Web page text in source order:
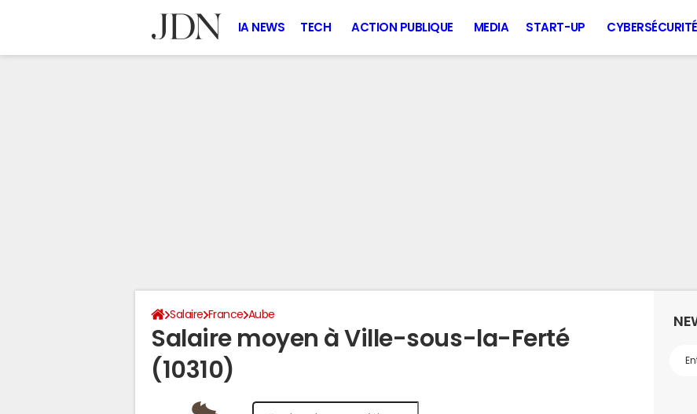
IA NEWS TECH ACTION PUBLIQUE MEDIA START-UP CYBERSÉCURITÉ
Salaire France Aube
Salaire moyen à Ville-sous-la-Ferté
(10310)